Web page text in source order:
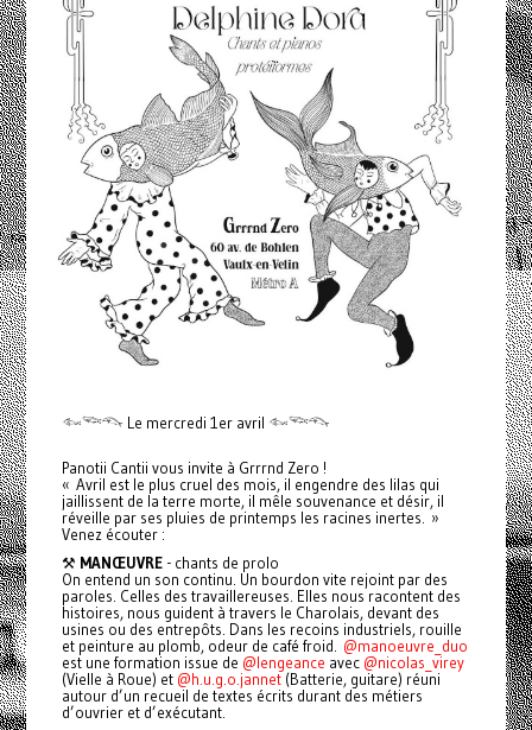
𓆜𓆝𓆞 Le mercredi 1er avril 𓆜𓆝𓆞
Panotii Cantii vous invite à Grrrnd Zero !
« Avril est le plus cruel des mois, il engendre des lilas qui
jaillissent de la terre morte, il mêle souvenance et désir, il
réveille par ses pluies de printemps les racines inertes. »
Venez écouter :
⚒️ MANŒUVRE- chants de prolo
On entend un son continu. Un bourdon vite rejoint par des
paroles. Celles des travaillereuses. Elles nous racontent des
histoires, nous guident à travers le Charolais, devant des
usines ou des entrepôts. Dans les recoins industriels, rouille
et peinture au plomb, odeur de café froid. @manoeuvre_duo
est une formation issue de @lengeance avec @nicolas_virey
(Vielle à Roue) et @h.u.g.o.jannet(Batterie, guitare) réuni
autour d’un recueil de textes écrits durant des métiers
d’ouvrier et d’exécutant.